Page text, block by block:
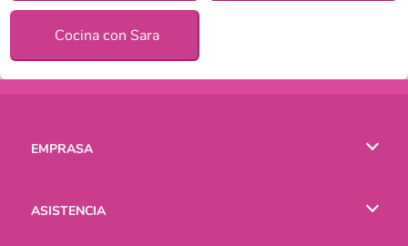
Cocina con Sara
EMPRASA
ASISTENCIA